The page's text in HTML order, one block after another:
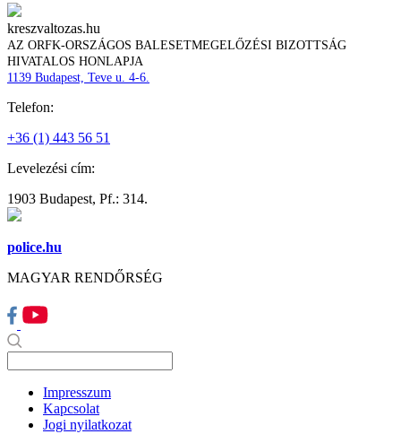
kreszvaltozas.hu
AZ ORFK-ORSZÁGOS BALESETMEGELŐZÉSI BIZOTTSÁG
HIVATALOS HONLAPJA
1139 Budapest, Teve u. 4-6.
Telefon:
+36 (1) 443 56 51
Levelezési cím:
1903 Budapest, Pf.: 314.
police.hu
MAGYAR RENDŐRSÉG
Impresszum
Kapcsolat
Jogi nyilatkozat